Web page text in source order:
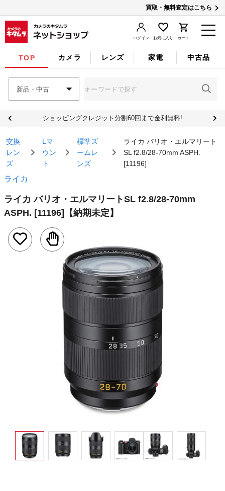
買取・無料査定はこちら
ログイン お気に入り カート
TOP カメラ レンズ 家電 中古品
新品・中古
ショッピングクレジット分割60回まで金利無料!
交換
レン
ズ
Lマ
ウン
ト
標準ズ
ームレ
ンズ
ライカ バリオ・エルマリート
SL f2.8/28-70mm ASPH.
[11196]
ライカ
ライカ バリオ・エルマリートSL f2.8/28-70mm
ASPH. [11196] 【納期未定】